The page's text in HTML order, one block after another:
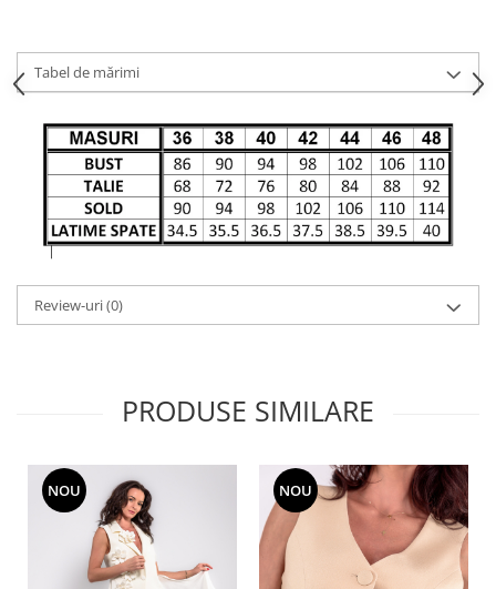
Tabel de mărimi
Review-uri(0)
PRODUSE SIMILARE
NOU NOU